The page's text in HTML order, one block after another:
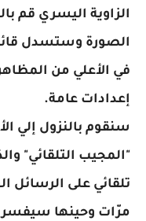
الزاوية اليسري قم
الصورة وستسدل
في الأعلي من
إعدادات عامة.
سنقوم بالنزول
"المجيب التلقائي"
تلقائي على
مرّات وحينها سيفسر